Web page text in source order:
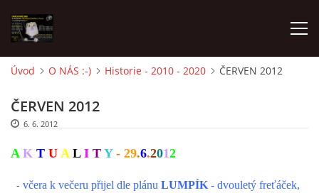
FRETKY V ÚTULKU
K ADOPCI
Úvod O NÁS :-) Historie - 2010 - 2020 ČERVEN 2012
ČERVEN 2012
6. 6. 2012
AK T U A L I T Y- 29.6.2012
- včera k večeru přijel dle plánu LUMPÍK - dvouletý freťáček,